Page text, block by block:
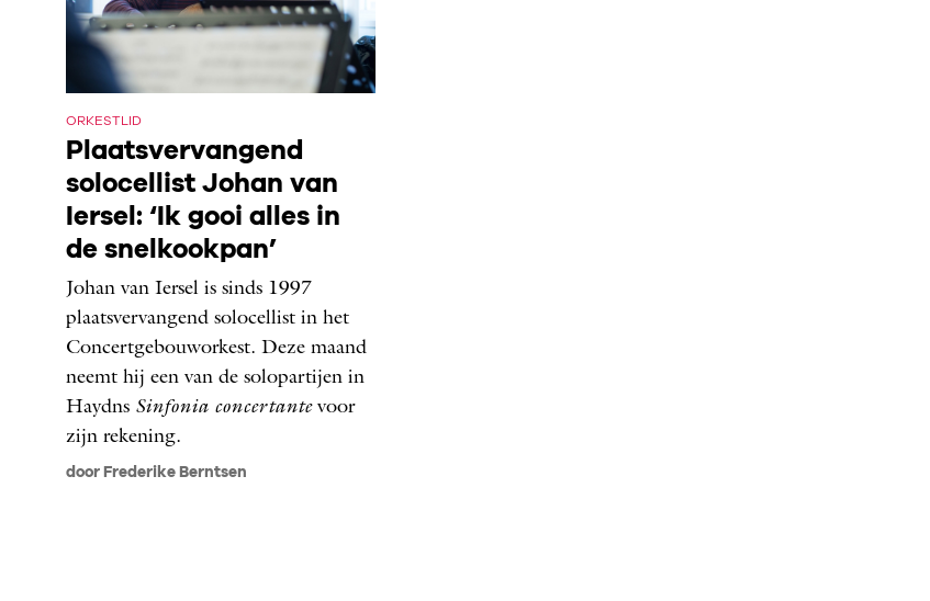
ORKESTLID
Plaatsvervangend
solocellist Johan van
Iersel: ‘Ik gooi alles in
de snelkookpan’
Johan van Iersel is sinds 1997
plaatsvervangend solocellist in het
Concertgebouworkest. Deze maand
neemt hij een van de solopartijen in
Haydns Sinfonia concertantevoor
zijn rekening.
door Frederike Berntsen